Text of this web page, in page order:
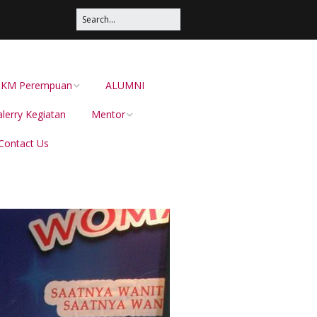
Perempuan ALUMNI
Kegiatan Mentor
Ellies Sutrisna
Lokal Bersama JAVARA
dr Juliana Pateh
Us